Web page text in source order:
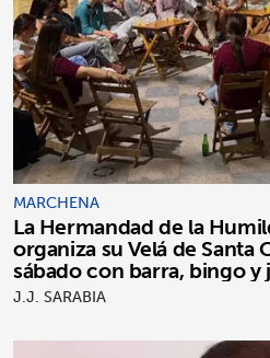
MARCHENA
La Hermandad de la
organiza su Velá de Santa
sábado con barra, bingo
J.J. SARABIA